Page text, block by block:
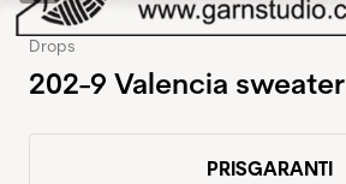
Drops
202-9 Valencia sweater
PRISGARANTI